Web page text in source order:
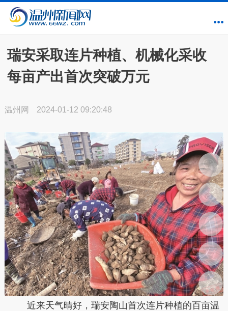
瑞安采取连片种植、机械化采收
每亩产出首次突破万元
温州网 2024-01-12 09:20:48
近来天气晴好，瑞安陶山首次连片种植的百亩温